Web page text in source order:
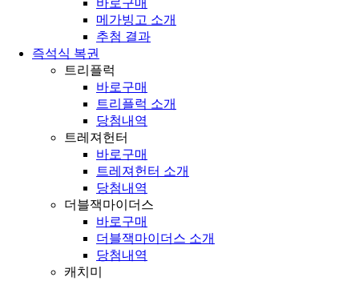
바로구매
메가빙고 소개
추첨 결과
즉석식 복권
트리플럭
바로구매
트리플럭 소개
당첨내역
트레져헌터
바로구매
트레져헌터 소개
당첨내역
더블잭마이더스
바로구매
더블잭마이더스 소개
당첨내역
캐치미